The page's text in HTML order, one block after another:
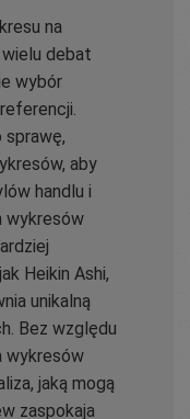
na
debat
wybór
sprawę,
aby
handlu i
wykresów
Heikin Ashi,
unikalną
Bez względu
wykresów
jaką mogą
zaspokaja